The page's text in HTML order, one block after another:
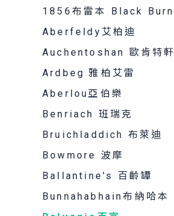
1856布雷本 Black Burn
Aberfeldy艾柏迪
Auchentoshan 歐肯特軒
Ardbeg 雅柏艾雷
Aberlou亞伯樂
Benriach 班瑞克
Bruichladdich 布萊迪
Bowmore 波摩
Ballantine's 百齡罈
Bunnahabhain布納哈本